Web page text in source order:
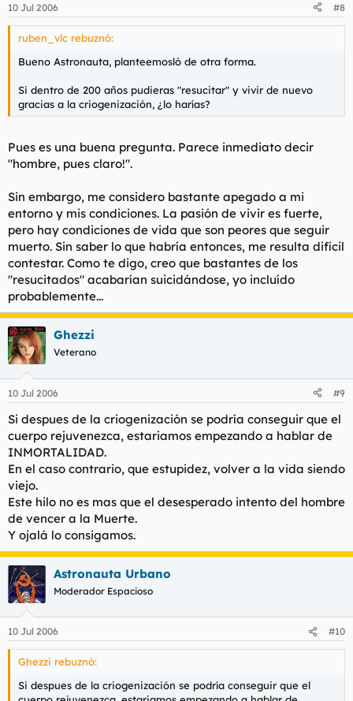
10 Jul 2006 #8
ruben_vlc rebuznó:
Bueno Astronauta, planteemosló de otra forma.
Si dentro de 200 años pudieras "resucitar" y vivir de nuevo
gracias a la criogenización, ¿lo harías?
Pues es una buena pregunta. Parece inmediato decir
"hombre, pues claro!".
Sin embargo, me considero bastante apegado a mi
entorno y mis condiciones. La pasión de vivir es fuerte,
pero hay condiciones de vida que son peores que seguir
muerto. Sin saber lo que habría entonces, me resulta difícil
contestar. Como te digo, creo que bastantes de los
"resucitados" acabarían suicidándose, yo incluído
probablemente...
Ghezzi
Veterano
10 Jul 2006 #9
Si despues de la criogenización se podría conseguir que el
cuerpo rejuvenezca, estariamos empezando a hablar de
INMORTALIDAD.
En el caso contrario, que estupidez, volver a la vida siendo
viejo.
Este hilo no es mas que el desesperado intento del hombre
de vencer a la Muerte.
Y ojalá lo consigamos.
Astronauta Urbano
Moderador Espacioso
10 Jul 2006 #10
Ghezzi rebuznó:
Si despues de la criogenización se podría conseguir que el